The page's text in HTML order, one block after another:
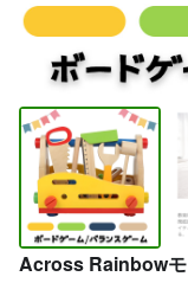
Across Rainbowモ